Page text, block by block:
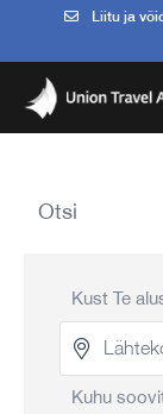
Liitu ja
Otsi
Kust Te
Kuhu